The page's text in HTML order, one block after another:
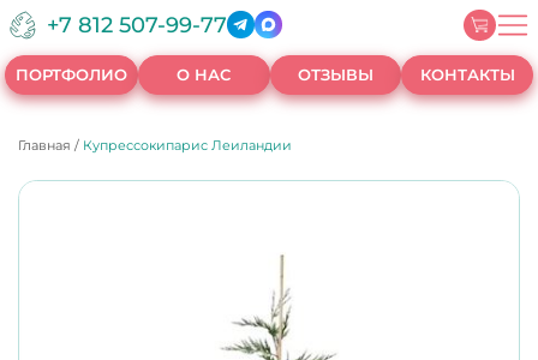
+7 812 507-99-77
ПОРТФОЛИО О НАС ОТЗЫВЫ КОНТАКТЫ
Главная / Купрессокипарис Леиландии